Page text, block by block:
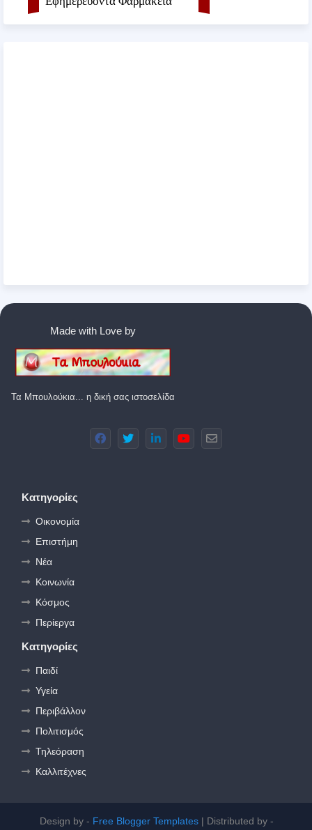
Made with Love by
Τα Μπουλούκια... η δική σας ιστοσελίδα
Κατηγορίες
Οικονομία
Επιστήμη
Νέα
Κοινωνία
Κόσμος
Περίεργα
Κατηγορίες
Παιδί
Υγεία
Περιβάλλον
Πολιτισμός
Τηλεόραση
Καλλιτέχνες
Design by - Free Blogger Templates| Distributed by -